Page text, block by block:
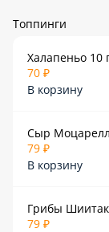
Топпинги
Халапеньо 10
70 ₽
В корзину
Сыр
79 ₽
В корзину
Грибы
79 ₽